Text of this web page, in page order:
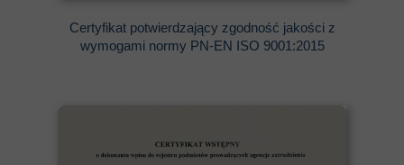
Certyfikat potwierdzający zgodność jakości z
wymogami normy PN-EN ISO 9001:2015